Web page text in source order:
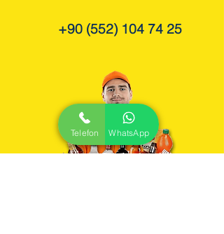
+90 (552) 104 74 25
Telefon WhatsApp